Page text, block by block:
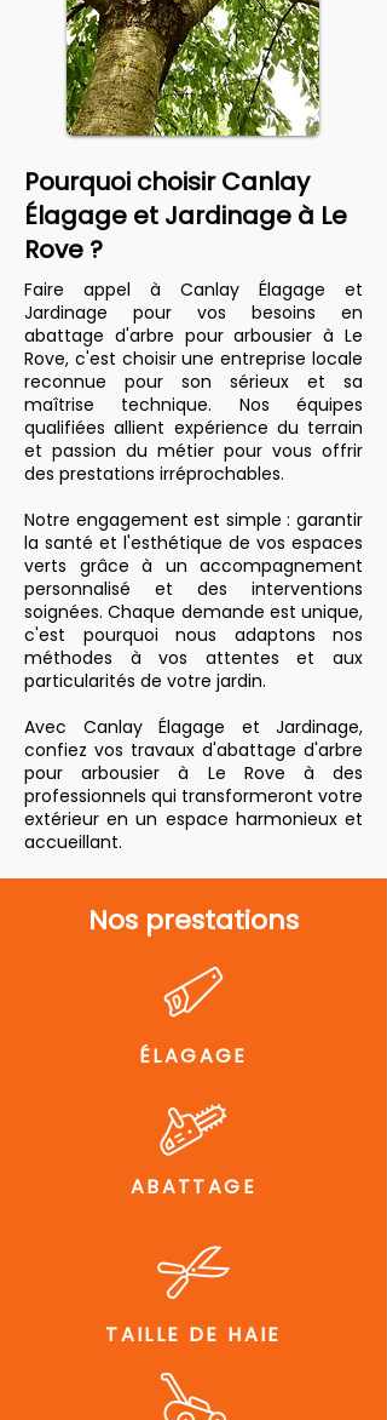
Pourquoi choisir Canlay
Élagage et Jardinage à Le
Rove ?
Faire appel à Canlay Élagage et
Jardinage pour vos besoins en
abattage d'arbre pour arbousier à Le
Rove, c'est choisir une entreprise locale
reconnue pour son sérieux et sa
maîtrise technique. Nos équipes
qualifiées allient expérience du terrain
et passion du métier pour vous offrir
des prestations irréprochables.
Notre engagement est simple : garantir
la santé et l'esthétique de vos espaces
verts grâce à un accompagnement
personnalisé et des interventions
soignées. Chaque demande est unique,
c'est pourquoi nous adaptons nos
méthodes à vos attentes et aux
particularités de votre jardin.
Avec Canlay Élagage et Jardinage,
confiez vos travaux d'abattage d'arbre
pour arbousier à Le Rove à des
professionnels qui transformeront votre
extérieur en un espace harmonieux et
accueillant.
Nos prestations
ÉLAGAGE
ABATTAGE
TAILLE DE HAIE